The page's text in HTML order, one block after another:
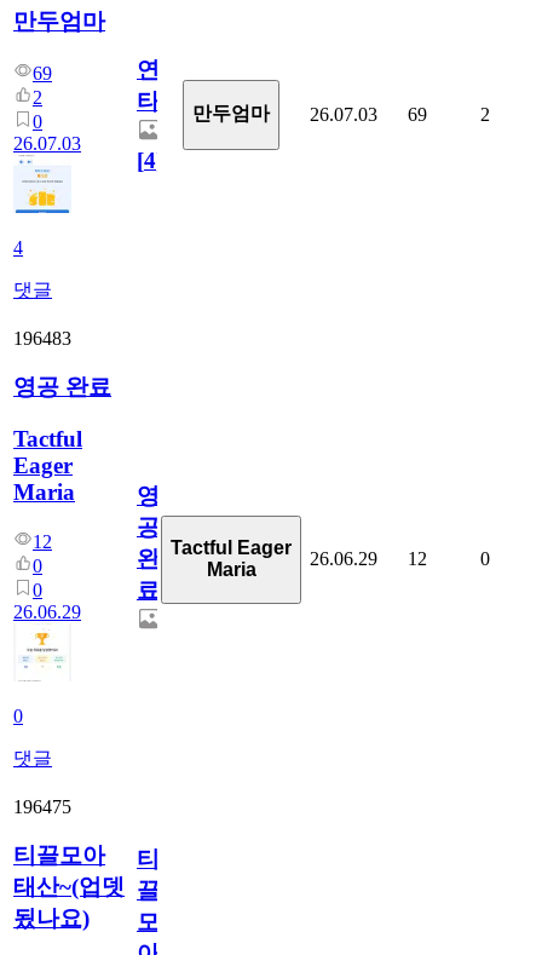
만두엄마
69
2
0
26.07.03
4
댓글
연
타
[4]
만두엄마 26.07.03 69 2
196483
영공 완료
Tactful
Eager
Maria
12
0
0
26.06.29
0
댓글
영
공
완
료
Tactful Eager
Maria
26.06.29 12 0
196475
티끌모아
태산~(업뎃
됬나요)
티
끌
모